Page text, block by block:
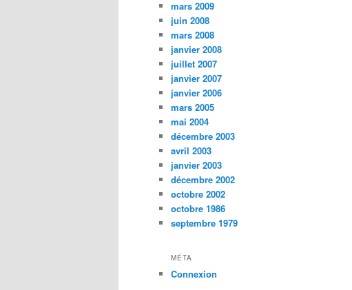
mars 2009
juin 2008
mars 2008
janvier 2008
juillet 2007
janvier 2007
janvier 2006
mars 2005
mai 2004
décembre 2003
avril 2003
janvier 2003
décembre 2002
octobre 2002
octobre 1986
septembre 1979
MÉTA
Connexion